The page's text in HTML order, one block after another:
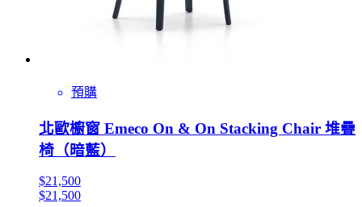
預購
北歐櫥窗 Emeco On & On Stacking Chair 堆疊
椅（暗藍）
$21,500
$21,500